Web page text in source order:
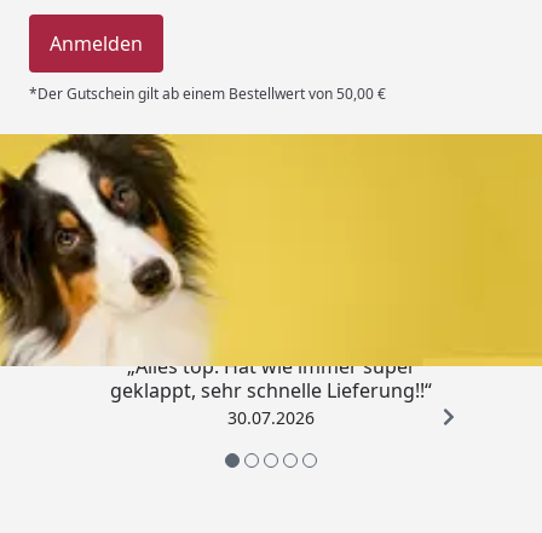
Anmelden
*Der Gutschein gilt ab einem Bestellwert von 50,00 €
Trusted Shops
„Alles top. Hat wie immer super
geklappt, sehr schnelle Lieferung!!“
30.07.2026